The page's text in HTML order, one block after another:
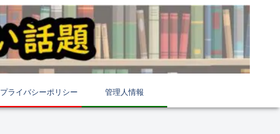
プライバシーポリシー 管理人情報